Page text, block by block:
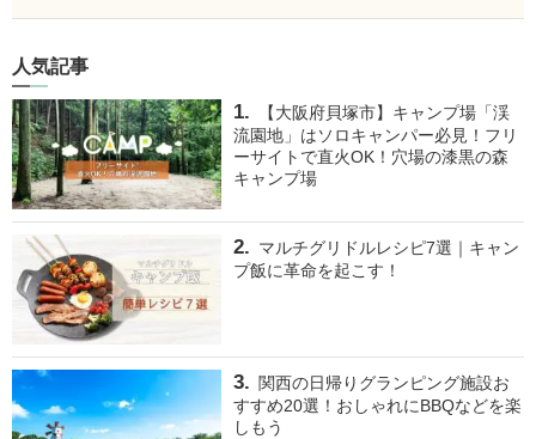
人気記事
【大阪府貝塚市】キャンプ場「渓
流園地」はソロキャンパー必見！フリ
ーサイトで直火OK！穴場の漆黒の森
キャンプ場
マルチグリドルレシピ7選｜キャン
プ飯に革命を起こす！
関西の日帰りグランピング施設お
すすめ20選！おしゃれにBBQなどを楽
しもう